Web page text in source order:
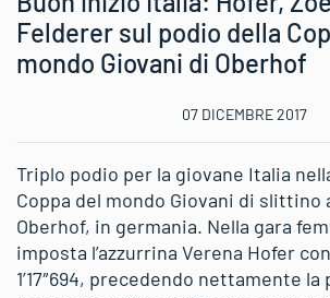
Felderer sul podio della
mondo Giovani di Oberhof
07 DICEMBRE 2017
Triplo podio per la giovane Italia
Coppa del mondo Giovani di slittino
Oberhof, in germania. Nella gara
imposta l’azzurrina Verena Hofer
1’17″694, precedendo nettamente la